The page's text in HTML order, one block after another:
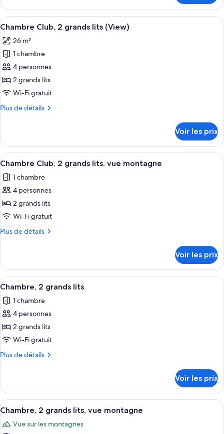
très
grand
lit,
vue
montagne
le
type
de
Chambre
Club,
très
grand
lit,
vue
montagne
Afficher
toutes
les
photos
pour
ce
type
chambre :
2
grands
lits
(View)
Une chambre d’hôtel avec deux lits,
11
Chambre Club, 2 grands lits (View)
26 m²
1 chambre
4 personnes
2 grands lits
Wi-Fi gratuit
Plus de détails
Plus
le
type
de
Chambre
Club,
grands
lits
Voir les prix
Afficher
toutes
les
photos
pour
ce
type
Chambre
Club,
2
grands
lits,
vue
montagne
Literie de qualité supérieure, couette
10
Chambre Club, 2 grands lits, vue montagne
1 chambre
4 personnes
2 grands lits
Wi-Fi gratuit
Plus de détails
Plus
le
type
de
Chambre
Club,
grands
lits,
montagne
Voir les prix
Afficher
toutes
les
photos
pour
ce
type
Chambre,
grands
lits
Literie de qualité supérieure, couette
3
Chambre, 2 grands lits
1 chambre
4 personnes
2 grands lits
Wi-Fi gratuit
Plus de détails
Plus
le
type
de
Chambre,
Voir les prix
Afficher
toutes
les
Literie de qualité supérieure, couette
7
Chambre, 2 grands lits, vue montagne
Vue sur les montagnes